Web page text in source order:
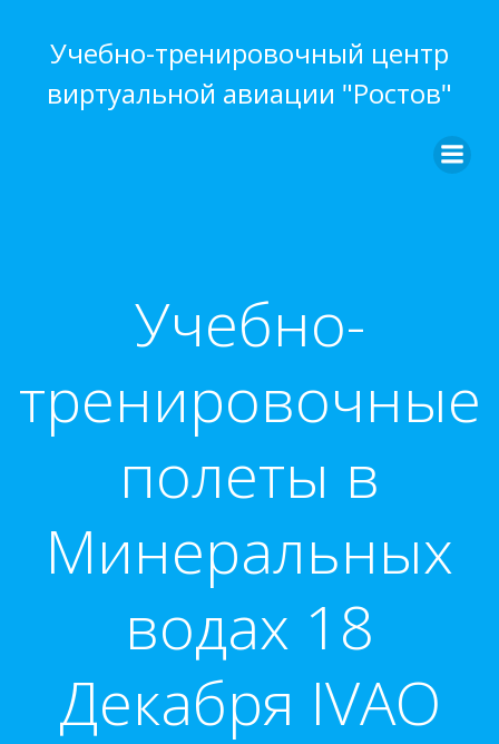
содержимому
Учебно-тренировочный центр
виртуальной авиации "Ростов"
Учебно-
тренировочные
полеты в
Минеральных
водах 18
Декабря IVAO